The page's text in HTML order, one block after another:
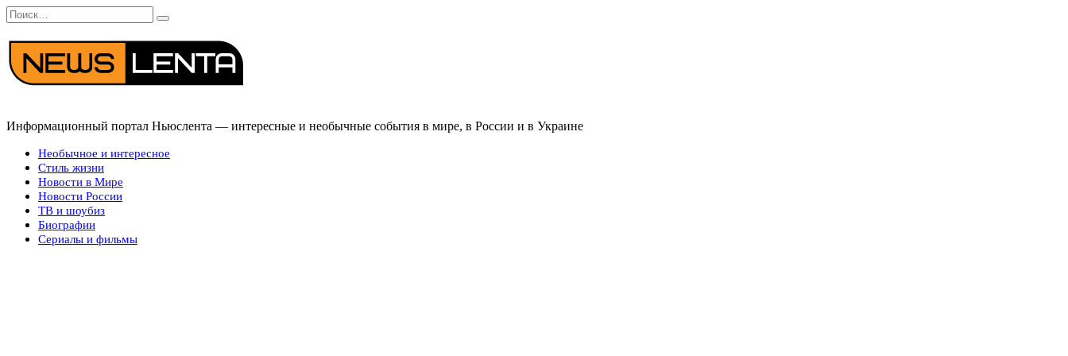
Перейти
к
содержанию
Search
for:
Информационный портал Ньюслента — интересные и необычные события в мире, в России и в Украине
Необычное и интересное
Стиль жизни
Новости в Мире
Новости России
ТВ и шоубиз
Биографии
Сериалы и фильмы